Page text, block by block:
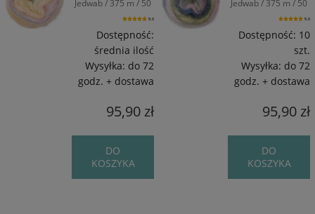
Jedwab / 375 m / 50
5.0
Dostępność:
średnia ilość
Wysyłka: do 72
godz. + dostawa
95,90 zł
DO
KOSZYKA
Jedwab / 375 m / 50
5.0
Dostępność: 10
szt.
Wysyłka: do 72
godz. + dostawa
95,90 zł
DO
KOSZYKA